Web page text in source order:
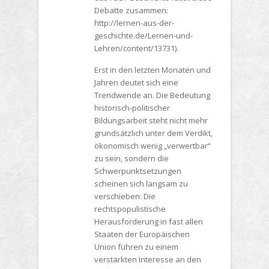
Debatte zusammen:
http://lernen-aus-der-
geschichte.de/Lernen-und-
Lehren/content/13731).
Erst in den letzten Monaten und
Jahren deutet sich eine
Trendwende an. Die Bedeutung
historisch-politischer
Bildungsarbeit steht nicht mehr
grundsätzlich unter dem Verdikt,
ökonomisch wenig „verwertbar“
zu sein, sondern die
Schwerpunktsetzungen
scheinen sich langsam zu
verschieben: Die
rechtspopulistische
Herausforderung in fast allen
Staaten der Europäischen
Union führen zu einem
verstärkten Interesse an den